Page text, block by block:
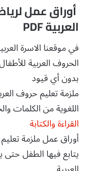
أوراق عمل
العربية PDF
في موقعنا الاسرة
الحروف العربية
بدون أي قيود
ملزمة تعليم حروف
اللغوية من الكلمات
القراءة والكتابة
أوراق عمل ملزمة
يتابع فيها الطفل